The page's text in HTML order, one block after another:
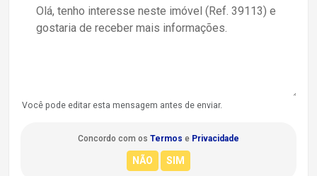
Você pode editar esta mensagem antes de enviar.
Concordo com os Termos e Privacidade